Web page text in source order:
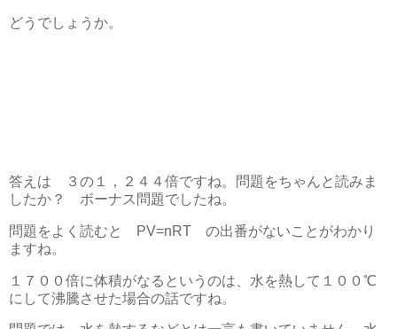
どうでしょうか。
答えは ３の１，２４４倍ですね。問題をちゃんと読みま
したか？ ボーナス問題でしたね。
問題をよく読むと PV=nRT の出番がないことがわかり
ますね。
１７００倍に体積がなるというのは、水を熱して１００℃
にして沸騰させた場合の話ですね。